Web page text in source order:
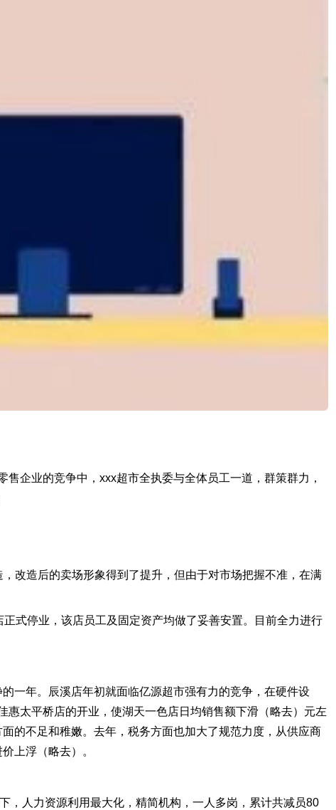
企业的竞争中，xxx超市全执委与全体员工一道，群策群力，
改造后的卖场形象得到了提升，但由于对市场把握不准，在满
式停业，该店员工及固定资产均做了妥善安置。目前全力进行
一年。辰溪店年初就面临亿源超市强有力的竞争，在硬件设
太平桥店的开业，使湖天一色店日均销售额下滑（略去）元左
的不足和稚嫩。去年，税务方面也加大了规范力度，从供应商
上浮（略去）。
，人力资源利用最大化，精简机构，一人多岗，累计共减员80